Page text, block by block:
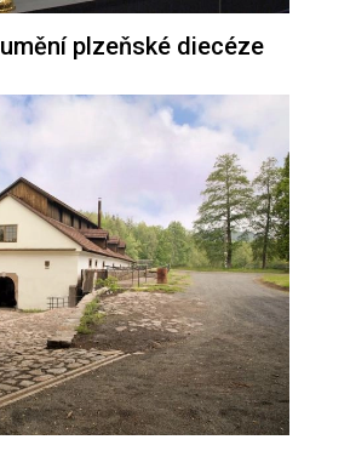
plzeňské diecéze